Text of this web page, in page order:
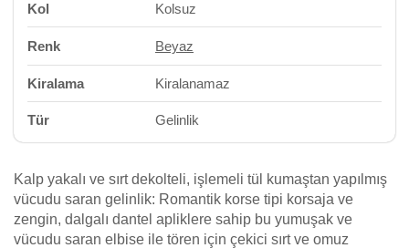
Kol Kolsuz
Renk Beyaz
Kiralama Kiralanamaz
Tür Gelinlik
Kalp yakalı ve sırt dekolteli, işlemeli tül kumaştan yapılmış
vücudu saran gelinlik: Romantik korse tipi korsaja ve
zengin, dalgalı dantel apliklere sahip bu yumuşak ve
vücudu saran elbise ile tören için çekici sırt ve omuz